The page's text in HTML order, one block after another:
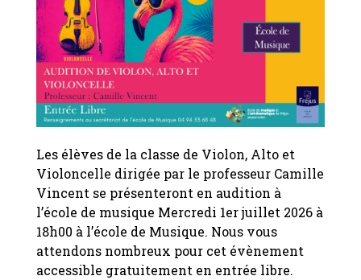
Les élèves de la classe de Violon, Alto et
Violoncelle dirigée par le professeur Camille
Vincent se présenteront en audition à
l’école de musique Mercredi 1er juillet 2026 à
18h00 à l’école de Musique. Nous vous
attendons nombreux pour cet évènement
accessible gratuitement en entrée libre.